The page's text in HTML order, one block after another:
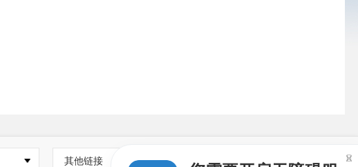
其他链接 